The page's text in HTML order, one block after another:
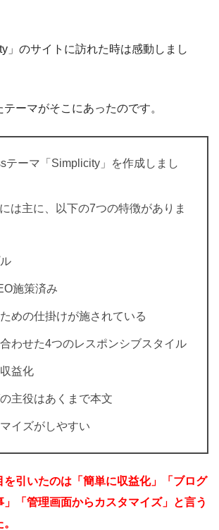
」のサイトに訪れた時は感動しまし
ーマがそこにあったのです。
テーマ「Simplicity」を作成しまし
は主に、以下の7つの特徴がありま
施策済み
めの仕掛けが施されている
わせた4つのレスポンシブスタイル
益化
主役はあくまで本文
イズがしやすい
を引いたのは「簡単に収益化」「ブログ
「管理画面からカスタマイズ」と言う